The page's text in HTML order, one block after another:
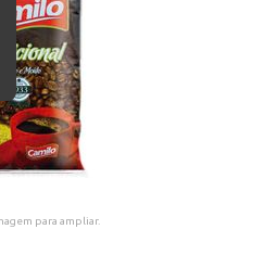
para ampliar.